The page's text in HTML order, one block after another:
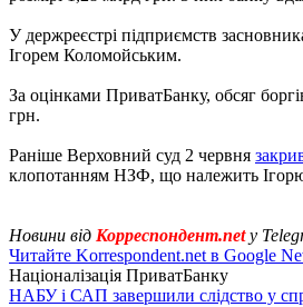
У держреєстрі підприємств
Ігорем Коломойським.
За оцінками ПриватБанку, обсяг
грн.
Раніше Верховний суд 2 червня
клопотанням НЗФ, що належить
Новини від Корреспондент.net у
Читайте Korrespondent.net в Google
Націоналізація ПриватБанку
НАБУ і САП завершили слідство у